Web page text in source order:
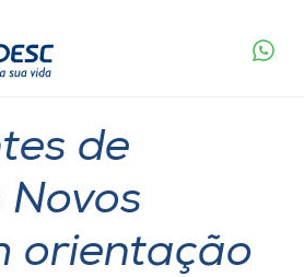
de
Novos
orientação